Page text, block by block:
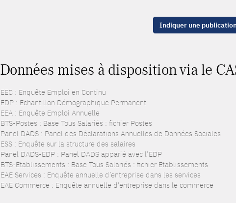
Indiquer une
Données mises à disposition via le
EEC : Enquête Emploi en Continu
EDP : Echantillon Démographique Permanent
EEA : Enquête Emploi Annuelle
BTS-Postes : Base Tous Salariés : fichier Postes
Panel DADS : Panel des Déclarations Annuelles de Données Sociales
ESS : Enquête sur la structure des salaires
Panel DADS-EDP : Panel DADS apparié avec l’EDP
BTS-Etablissements : Base Tous Salariés : fichier Etablissements
EAE Services : Enquête annuelle d’entreprise dans les services
EAE Commerce : Enquête annuelle d'entreprise dans le commerce